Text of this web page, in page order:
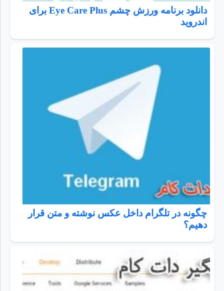
دانلود برنامه ورزش چشم Eye Care Plus برای
اندروید
چگونه در تلگرام داخل عکس نوشته و متن قرار
دهیم؟